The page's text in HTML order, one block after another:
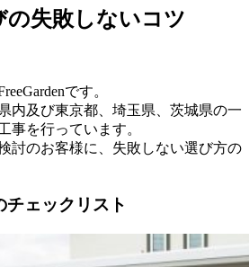
の失敗しないコツ
です。
内及び東京都、埼玉県、茨城県の一
事を行っています。
討のお客様に、失敗しない選び方の
チェックリスト